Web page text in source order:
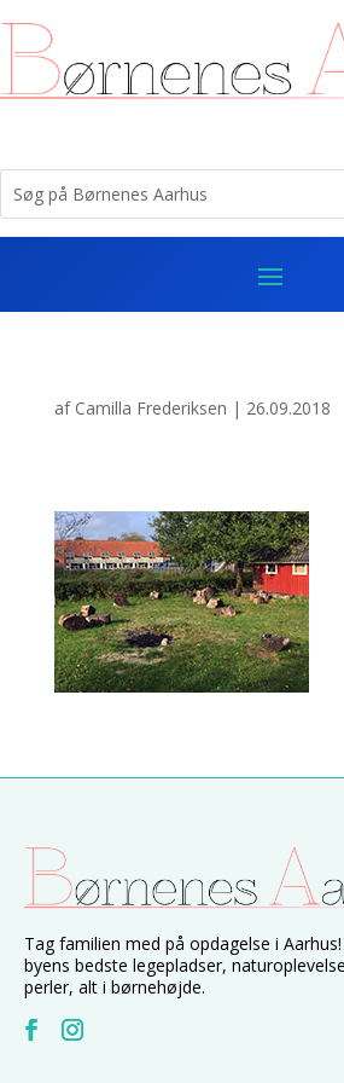
af Camilla Frederiksen | 26.09.2018
Tag familien med på opdagelse i
byens bedste legepladser,
perler, alt i børnehøjde.